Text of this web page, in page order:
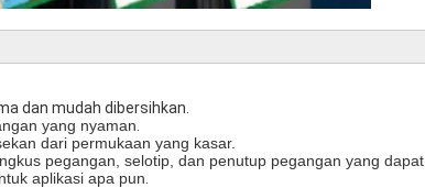
dan mudah dibersihkan.
yang nyaman
dari permukaan yang kasar.
pegangan, selotip, dan penutup pegangan yang
aplikasi apa pun